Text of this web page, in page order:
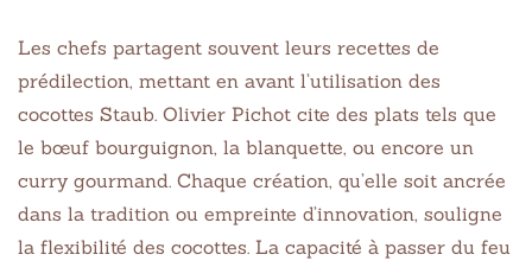
Les chefs partagent souvent leurs recettes de
prédilection, mettant en avant l’utilisation des
cocottes Staub. Olivier Pichot cite des plats tels que
le bœuf bourguignon, la blanquette, ou encore un
curry gourmand. Chaque création, qu’elle soit ancrée
dans la tradition ou empreinte d’innovation, souligne
la flexibilité des cocottes. La capacité à passer du feu